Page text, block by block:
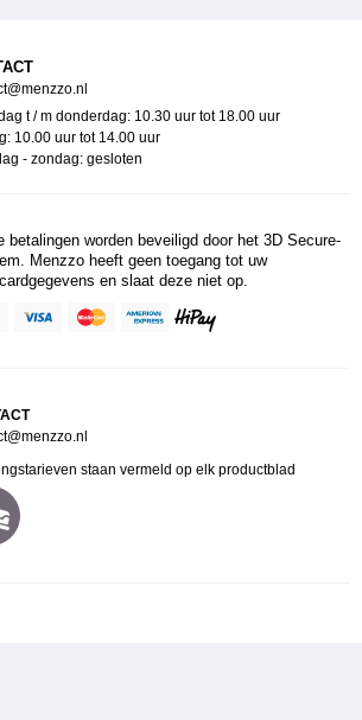
t / m donderdag: 10.30 uur tot 18.00 uur
10.00 uur tot 14.00 uur
- zondag: gesloten
betalingen worden beveiligd door het 3D Secure-
Menzzo heeft geen toegang tot uw
en slaat deze niet op.
staan vermeld op elk productblad